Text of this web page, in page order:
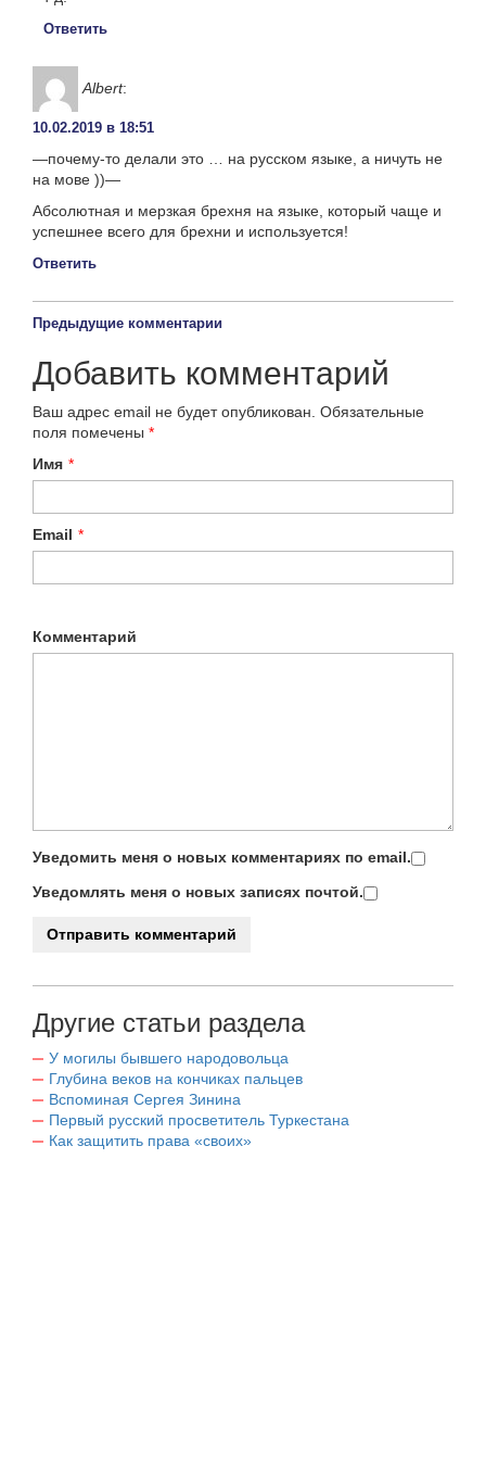
Ответить
Albert:
10.02.2019 в 18:51
—почему-то делали это … на русском языке, а ничуть не
на мове ))—
Абсолютная и мерзкая брехня на языке, который чаще и
успешнее всего для брехни и используется!
Ответить
Предыдущие комментарии
Добавить комментарий
Ваш адрес email не будет опубликован. Обязательные
поля помечены *
Имя *
Email *
Комментарий
Уведомить меня о новых комментариях по email.
Уведомлять меня о новых записях почтой.
Другие статьи раздела
У могилы бывшего народовольца
Глубина веков на кончиках пальцев
Вспоминая Сергея Зинина
Первый русский просветитель Туркестана
Как защитить права «своих»